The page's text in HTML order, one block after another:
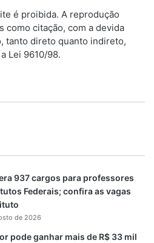
é proibida. A reprodução
como citação, com a devida
tanto direto quanto indireto,
Lei 9610/98.
937 cargos para professores
Federais; confira as vagas
de 2026
pode ganhar mais de R$ 33 mil